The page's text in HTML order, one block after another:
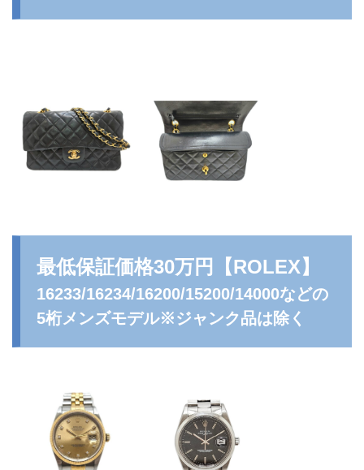
最低保証価格30万円 【ROLEX】
16233/16234/16200/15200/14000などの
5桁メンズモデル※ジャンク品は除く